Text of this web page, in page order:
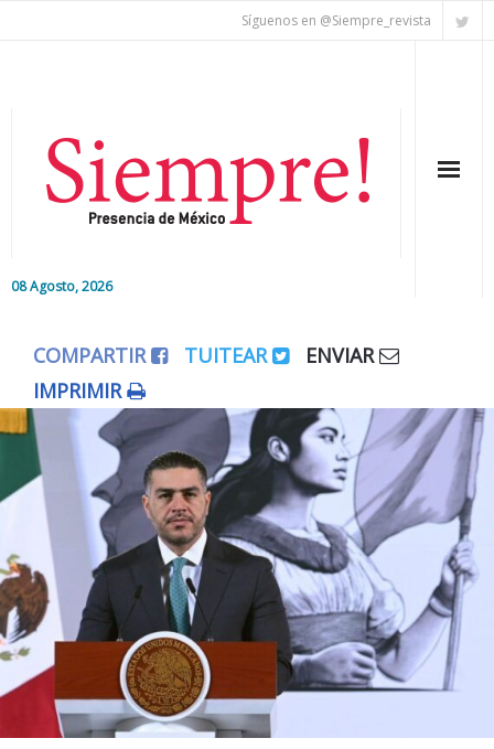
Síguenos en @Siempre_revista
08 Agosto, 2026
Editorial
Nacional
Colaboradores
Internacional
Cultura
COMPARTIR TUITEAR
ENVIAR
IMPRIMIR